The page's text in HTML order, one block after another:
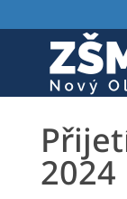
2024